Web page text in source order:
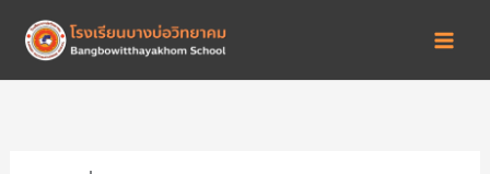
content